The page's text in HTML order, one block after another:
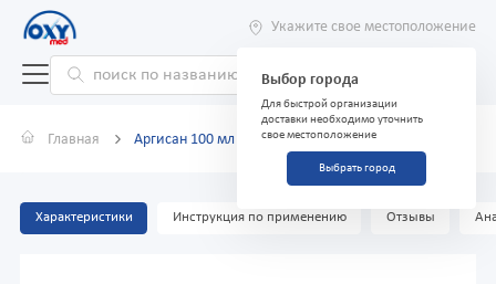
Укажите свое местоположение
Выбор города
Для быстрой организации
доставки необходимо уточнить
свое местоположение
Выбрать город
Главная Аргисан 100 мл сироп
Характеристики Инструкция по применению Отзывы